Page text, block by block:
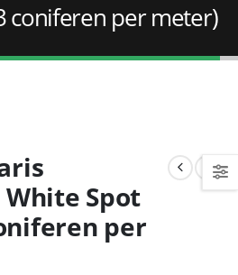
coniferen per meter)
Spot
per